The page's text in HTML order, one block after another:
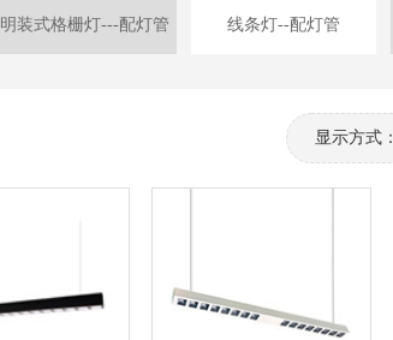
明装式格栅灯---配灯管 线条灯--配灯管
显示方式：